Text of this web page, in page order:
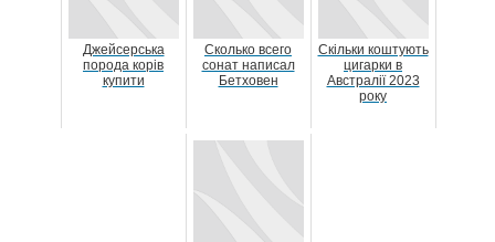
Джейсерська
порода корів
купити
Сколько всего
сонат написал
Бетховен
Скільки коштують
цигарки в
Австралії 2023
року